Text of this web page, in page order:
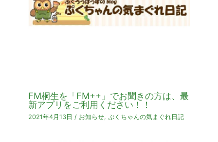
FM桐生を「FM++」でお聞きの方は、最
新アプリをご利用ください！！
2021年4月13日 / お知らせ, ぷくちゃんの気まぐれ日記